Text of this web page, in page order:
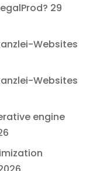
29
Websites
Websites
engine